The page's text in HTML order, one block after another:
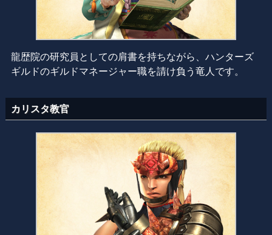
龍歴院の研究員としての肩書を持ちながら、ハンターズ
ギルドのギルドマネージャー職を請け負う竜人です。
カリスタ教官